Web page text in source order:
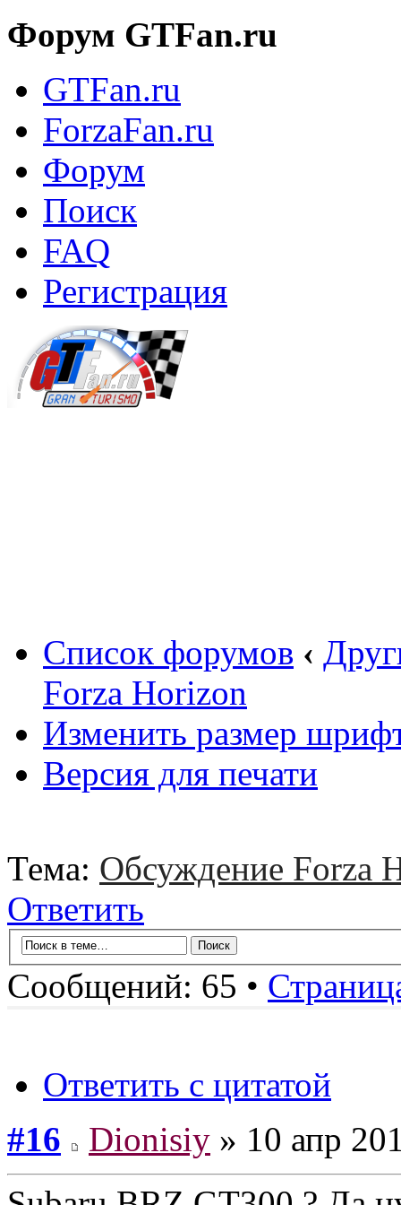
Форум GTFan.ru
GTFan.ru
ForzaFan.ru
Форум
Поиск
FAQ
Регистрация
Список форумов ‹
Forza Horizon
Изменить размер
Версия для печати
Тема: Обсуждение Forza
Ответить
Сообщений: 65 •
Ответить с цитатой
#16
Dionisiy » 10 апр